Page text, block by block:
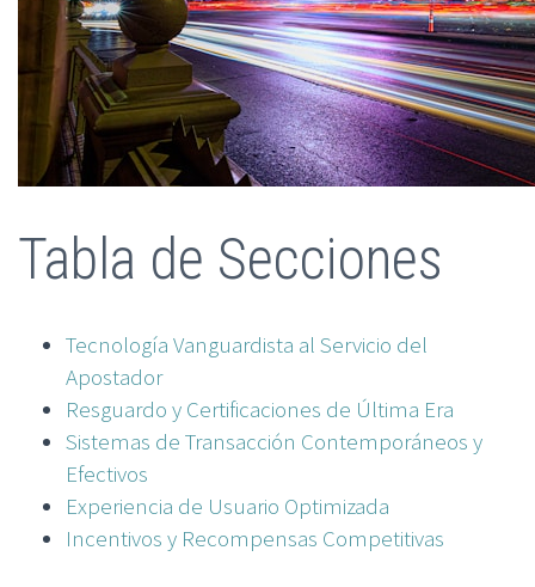
Tabla de Secciones
Tecnología Vanguardista al Servicio del
Apostador
Resguardo y Certificaciones de Última Era
Sistemas de Transacción Contemporáneos y
Efectivos
Experiencia de Usuario Optimizada
Incentivos y Recompensas Competitivas